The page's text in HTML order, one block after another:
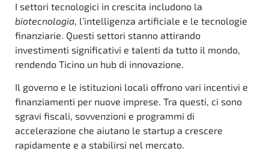
I settori tecnologici in crescita includono la
biotecnologia, l’intelligenza artificiale e le tecnologie
finanziarie. Questi settori stanno attirando
investimenti significativi e talenti da tutto il mondo,
rendendo Ticino un hub di innovazione.
Il governo e le istituzioni locali offrono vari incentivi e
finanziamenti per nuove imprese. Tra questi, ci sono
sgravi fiscali, sovvenzioni e programmi di
accelerazione che aiutano le startup a crescere
rapidamente e a stabilirsi nel mercato.